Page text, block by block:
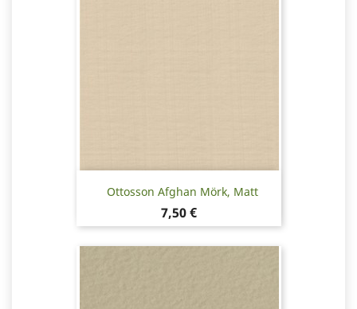
Ottosson Afghan Mörk, Matt
Pris
7,50 €